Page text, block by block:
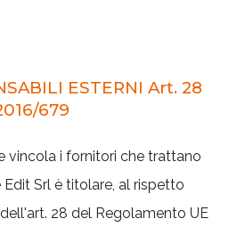
ESTERNI Art. 28
679
vincola i fornitori che trattano
Srl è titolare, al rispetto
28 del Regolamento UE